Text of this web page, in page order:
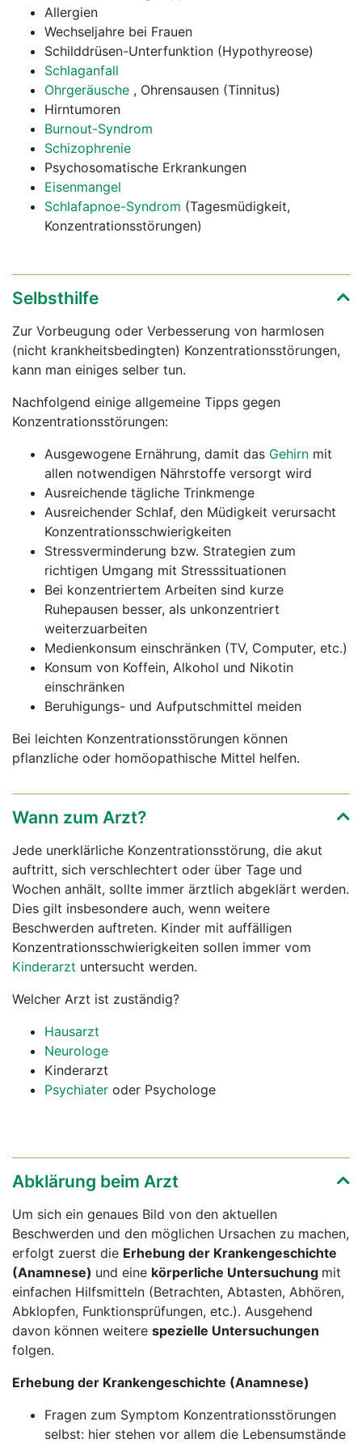
Allergien
Wechseljahre bei Frauen
Schilddrüsen-Unterfunktion (Hypothyreose)
Schlaganfall
Ohrgeräusche , Ohrensausen (Tinnitus)
Hirntumoren
Burnout-Syndrom
Schizophrenie
Psychosomatische Erkrankungen
Eisenmangel
Schlafapnoe-Syndrom (Tagesmüdigkeit,
Konzentrationsstörungen)
Selbsthilfe
Zur Vorbeugung oder Verbesserung von harmlosen
(nicht krankheitsbedingten) Konzentrationsstörungen,
kann man einiges selber tun.
Nachfolgend einige allgemeine Tipps gegen
Konzentrationsstörungen:
Ausgewogene Ernährung, damit das Gehirn mit
allen notwendigen Nährstoffe versorgt wird
Ausreichende tägliche Trinkmenge
Ausreichender Schlaf, den Müdigkeit verursacht
Konzentrationsschwierigkeiten
Stressverminderung bzw. Strategien zum
richtigen Umgang mit Stresssituationen
Bei konzentriertem Arbeiten sind kurze
Ruhepausen besser, als unkonzentriert
weiterzuarbeiten
Medienkonsum einschränken (TV, Computer, etc.)
Konsum von Koffein, Alkohol und Nikotin
einschränken
Beruhigungs- und Aufputschmittel meiden
Bei leichten Konzentrationsstörungen können
pflanzliche oder homöopathische Mittel helfen.
Wann zum Arzt?
Jede unerklärliche Konzentrationsstörung, die akut
auftritt, sich verschlechtert oder über Tage und
Wochen anhält, sollte immer ärztlich abgeklärt werden.
Dies gilt insbesondere auch, wenn weitere
Beschwerden auftreten. Kinder mit auffälligen
Konzentrationsschwierigkeiten sollen immer vom
Kinderarzt untersucht werden.
Welcher Arzt ist zuständig?
Hausarzt
Neurologe
Kinderarzt
Psychiater oder Psychologe
Abklärung beim Arzt
Um sich ein genaues Bild von den aktuellen
Beschwerden und den möglichen Ursachen zu machen,
erfolgt zuerst die Erhebung der Krankengeschichte
(Anamnese) und eine körperliche Untersuchung mit
einfachen Hilfsmitteln (Betrachten, Abtasten, Abhören,
Abklopfen, Funktionsprüfungen, etc.). Ausgehend
davon können weitere spezielle Untersuchungen
folgen.
Erhebung der Krankengeschichte (Anamnese)
Fragen zum Symptom Konzentrationsstörungen
selbst: hier stehen vor allem die Lebensumstände